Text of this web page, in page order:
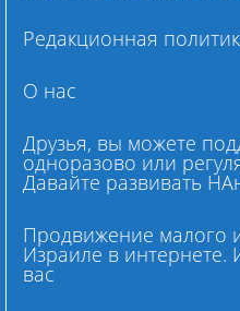
Редакционная
О нас
Друзья, вы можете
одноразово или
Давайте развивать
Продвижение малого
Израиле в интернете.
вас